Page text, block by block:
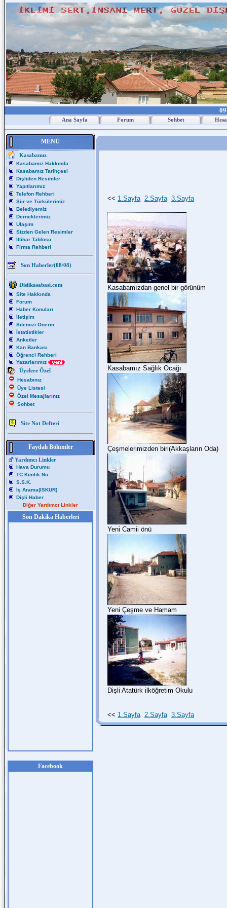
Ana Sayfa Forum Sohbet
MENÜ
Kasabamız
Kasabamız Hakkında
Kasabamız Tarihçesi
Dişliden Resimler
Yapıtlarımız
Telefon Rehberi
Şiir ve Türkülerimiz
Belediyemiz
Derneklerimiz
Ulaşım
Sizden Gelen Resimler
İftihar Tablosu
Firma Rehberi
Son Haberler(08/08)
Dislikasabasi.com
Site Hakkında
Forum
Haber Konuları
İletişim
Sitemizi Önerin
İstatistikler
Anketler
Kan Bankası
Öğrenci Rehberi
Yazarlarımız
Üyelere Özel
Hesabınız
Üye Listesi
Özel Mesajlarınız
Sohbet
Site Not Defteri
Faydalı Bölümler
Yardımcı Linkler
Hava Durumu
TC Kimlik No
S.S.K.
İş Arama(ISKUR)
Dişli Haber
Diğer Yardımcı Linkler
Son Dakika Haberleri
Facebook
<< 1.Sayfa 2.Sayfa 3.Sayfa
Kasabamızdan genel bir görünüm
Kasabamız Sağlık Ocağı
Çeşmelerimizden biri(Akkaşların Oda)
Yeni Camii önü
Yeni Çeşme ve Hamam
Dişli Atatürk ilköğretim Okulu
<< 1.Sayfa 2.Sayfa 3.Sayfa